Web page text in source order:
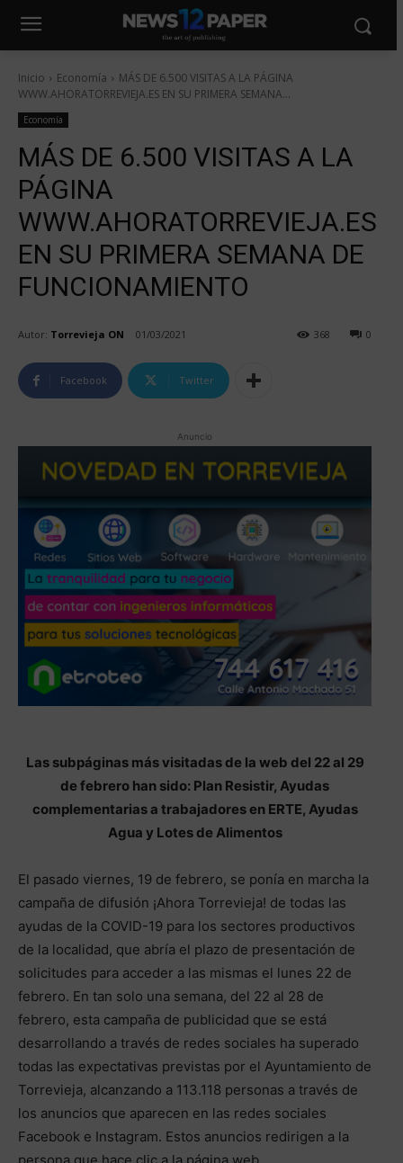
Inicio Economía
MÁS DE 6.500 VISITAS A LA PÁGINA
WWW.AHORATORREVIEJA.ES EN SU PRIMERA SEMANA...
Economía
MÁS DE 6.500 VISITAS A LA
PÁGINA
WWW.AHORATORREVIEJA.ES
EN SU PRIMERA SEMANA DE
FUNCIONAMIENTO
Autor: Torrevieja ON 01/03/2021 0
368
Facebook Twitter
Anuncio
Las subpáginas más visitadas de la web del 22 al 29
de febrero han sido: Plan Resistir, Ayudas
complementarias a trabajadores en ERTE, Ayudas
Agua y Lotes de Alimentos
El pasado viernes, 19 de febrero, se ponía en marcha la
campaña de difusión ¡Ahora Torrevieja! de todas las
ayudas de la COVID-19 para los sectores productivos
de la localidad, que abría el plazo de presentación de
solicitudes para acceder a las mismas el lunes 22 de
febrero. En tan solo una semana, del 22 al 28 de
febrero, esta campaña de publicidad que se está
desarrollando a través de redes sociales ha superado
todas las expectativas previstas por el Ayuntamiento de
Torrevieja, alcanzando a 113.118 personas a través de
los anuncios que aparecen en las redes sociales
Facebook e Instagram. Estos anuncios redirigen a la